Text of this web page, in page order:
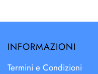
INFORMAZIONI
Termini e Condizioni